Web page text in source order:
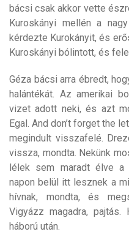
bácsi csak akkor vette
Kuroskányi mellén a
kérdezte Kurokányit, és
Kuroskányi bólintott, és
Géza bácsi arra ébredt,
halántékát. Az amerikai
vizet adott neki, és azt
Egal. And don’t forget the
megindult visszafelé.
vissza, mondta. Nekünk
lélek sem maradt élve a
napon belül itt lesznek a
hívnak, mondta, és
Vigyázz magadra,
háború után.